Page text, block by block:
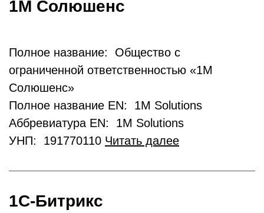
1М Солюшенс
Полное название: Общество с
ограниченной ответственностью «1М
Солюшенс»
Полное название EN: 1M Solutions
Аббревиатура EN: 1M Solutions
УНП: 191770110 Читать далее
1С-Битрикс